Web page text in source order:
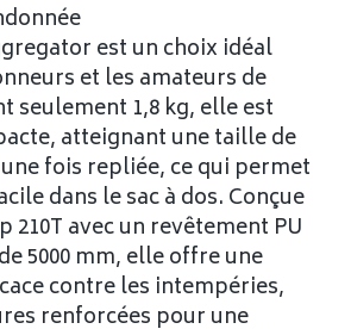
est un choix idéal
et les amateurs de
seulement 1,8 kg, elle est
atteignant une taille de
une fois repliée, ce qui permet
dans le sac à dos. Conçue
210T avec un revêtement PU
5000 mm, elle offre une
contre les intempéries,
renforcées pour une